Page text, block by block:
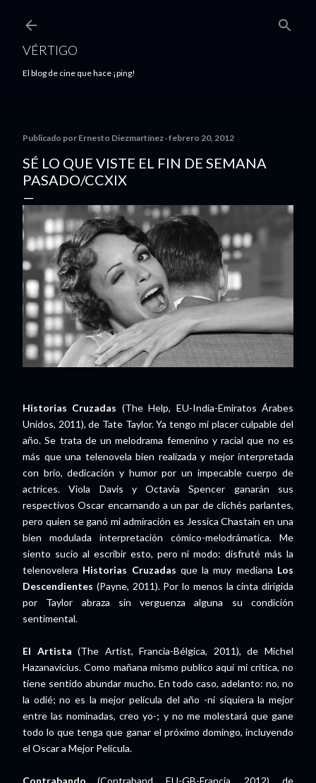
VÉRTIGO
El blog de cine que hace ¡ping!
Publicado por Ernesto Diezmartínez febrero 20, 2012
SÉ LO QUE VISTE EL FIN DE SEMANA
PASADO/CCXIX
Historias Cruzadas (The Help, EU-India-Emiratos Árabes
Unidos, 2011), de Tate Taylor. Ya tengo mi placer culpable del
año. Se trata de un melodrama femenino y racial que no es
más que una telenovela bien realizada y mejor interpretada
con brío, dedicación y humor por un impecable cuerpo de
actrices. Viola Davis y Octavia Spencer ganarán sus
respectivos Oscar encarnando a un par de clichés parlantes,
pero quien se ganó mi admiración es Jessica Chastain en una
bien modulada interpretación cómico-melodrámatica. Me
siento sucio al escribir esto, pero ni modo: disfruté más la
telenovelera Historias Cruzadas que la muy mediana Los
Descendientes (Payne, 2011). Por lo menos la cinta dirigida
por Taylor abraza sin verguenza alguna su condición
sentimental.
El Artista(The Artist, Francia-Bélgica, 2011), de Michel
Hazanavicius. Como mañana mismo publico aquí mi crítica, no
tiene sentido abundar mucho. En todo caso, adelanto: no, no
la odié; no es la mejor película del año -ni siquiera la mejor
entre las nominadas, creo yo-; y no me molestará que gane
todo lo que tenga que ganar el próximo domingo, incluyendo
el Oscar a Mejor Película.